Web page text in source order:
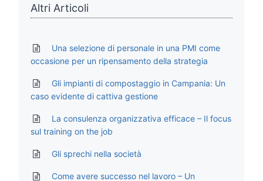
Altri Articoli
Una selezione di personale in una PMI come
occasione per un ripensamento della strategia
Gli impianti di compostaggio in Campania: Un
caso evidente di cattiva gestione
La consulenza organizzativa efficace – Il focus
sul training on the job
Gli sprechi nella società
Come avere successo nel lavoro – Un